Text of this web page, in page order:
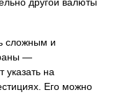
сложным и
—
указать на
Его можно